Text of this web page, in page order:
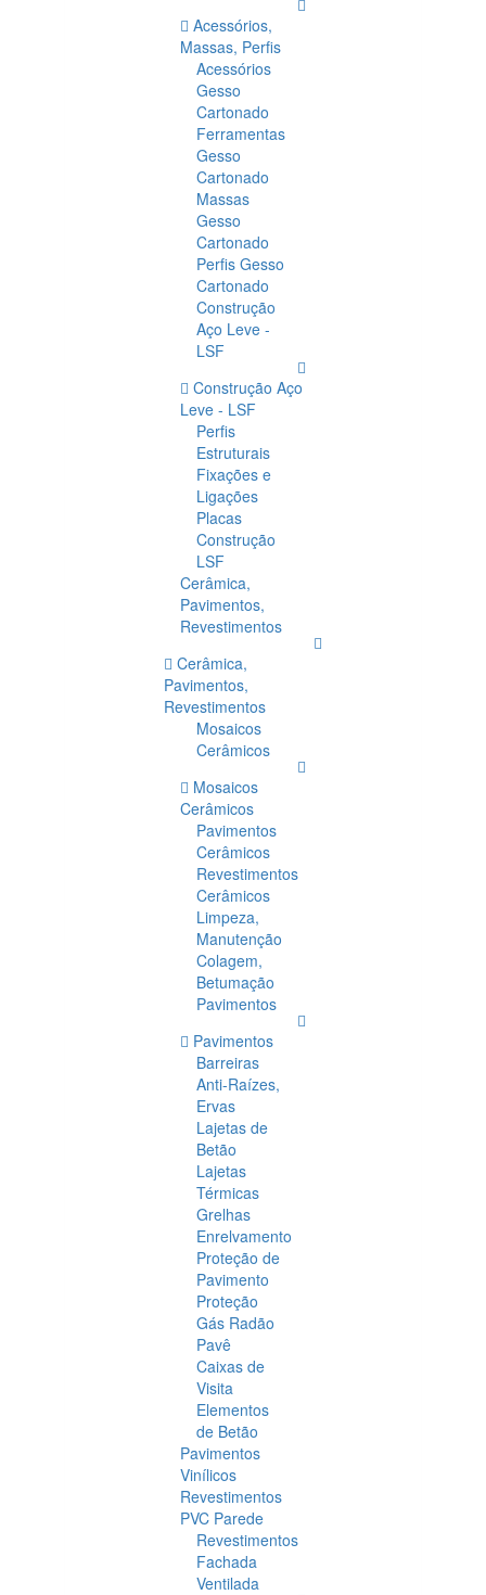
Acessórios,
Massas, Perfis
Acessórios
Gesso
Cartonado
Ferramentas
Gesso
Cartonado
Massas
Gesso
Cartonado
Perfis Gesso
Cartonado
Construção
Aço Leve -
LSF
Construção Aço
Leve - LSF
Perfis
Estruturais
Fixações e
Ligações
Placas
Construção
LSF
Cerâmica,
Pavimentos,
Revestimentos
Cerâmica,
Pavimentos,
Revestimentos
Mosaicos
Cerâmicos
Mosaicos
Cerâmicos
Pavimentos
Cerâmicos
Revestimentos
Cerâmicos
Limpeza,
Manutenção
Colagem,
Betumação
Pavimentos
Pavimentos
Barreiras
Anti-Raízes,
Ervas
Lajetas de
Betão
Lajetas
Térmicas
Grelhas
Enrelvamento
Proteção de
Pavimento
Proteção
Gás Radão
Pavê
Caixas de
Visita
Elementos
de Betão
Pavimentos
Vinílicos
Revestimentos
PVC Parede
Revestimentos
Fachada
Ventilada